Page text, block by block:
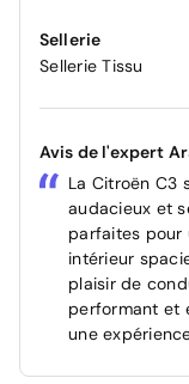
Sellerie
Sellerie Tissu
Avis de l'expert
La Citroën C3
audacieux et
parfaites pour
intérieur
plaisir de
performant et
une